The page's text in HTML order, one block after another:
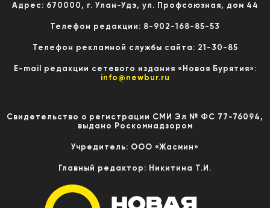
Адрес: 670000, г. Улан-Удэ, ул. Профсоюзная, дом 44
Телефон редакции: 8-902-168-85-53
Телефон рекламной службы сайта: 21-30-85
E-mail редакции сетевого издания «Новая Бурятия»:
info@newbur.ru
Свидетельство о регистрации СМИ Эл № ФС 77-76094,
выдано Роскомнадзором
Учредитель: ООО «Жасмин»
Главный редактор: Никитина Т.И.